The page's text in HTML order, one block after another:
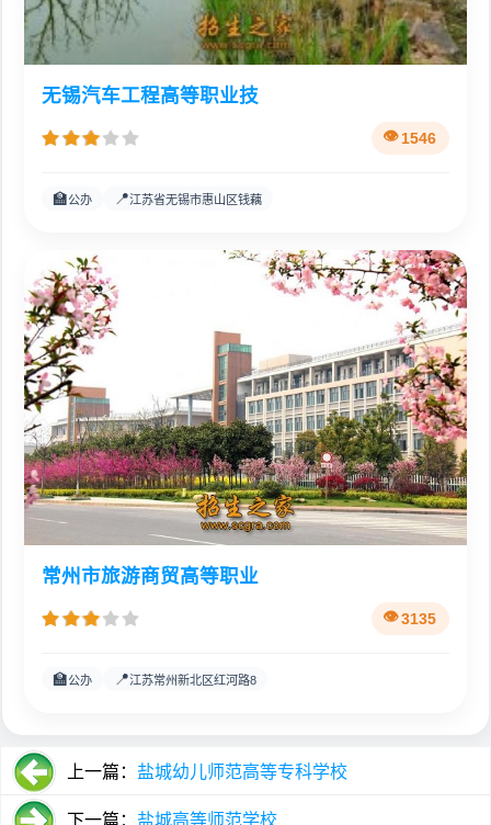
无锡汽车工程高等职业技
1546
🏫公办 📍江苏省无锡市惠山区钱藕
常州市旅游商贸高等职业
3135
🏫公办 📍江苏常州新北区红河路8
上一篇： 盐城幼儿师范高等专科学校
下一篇： 盐城高等师范学校